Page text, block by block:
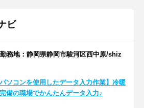
ビ
務地：静岡県静岡市駿河区西中原/shiz
パソコンを使用したデータ入力作業】冷暖
備の職場でかんたんデータ入力♪